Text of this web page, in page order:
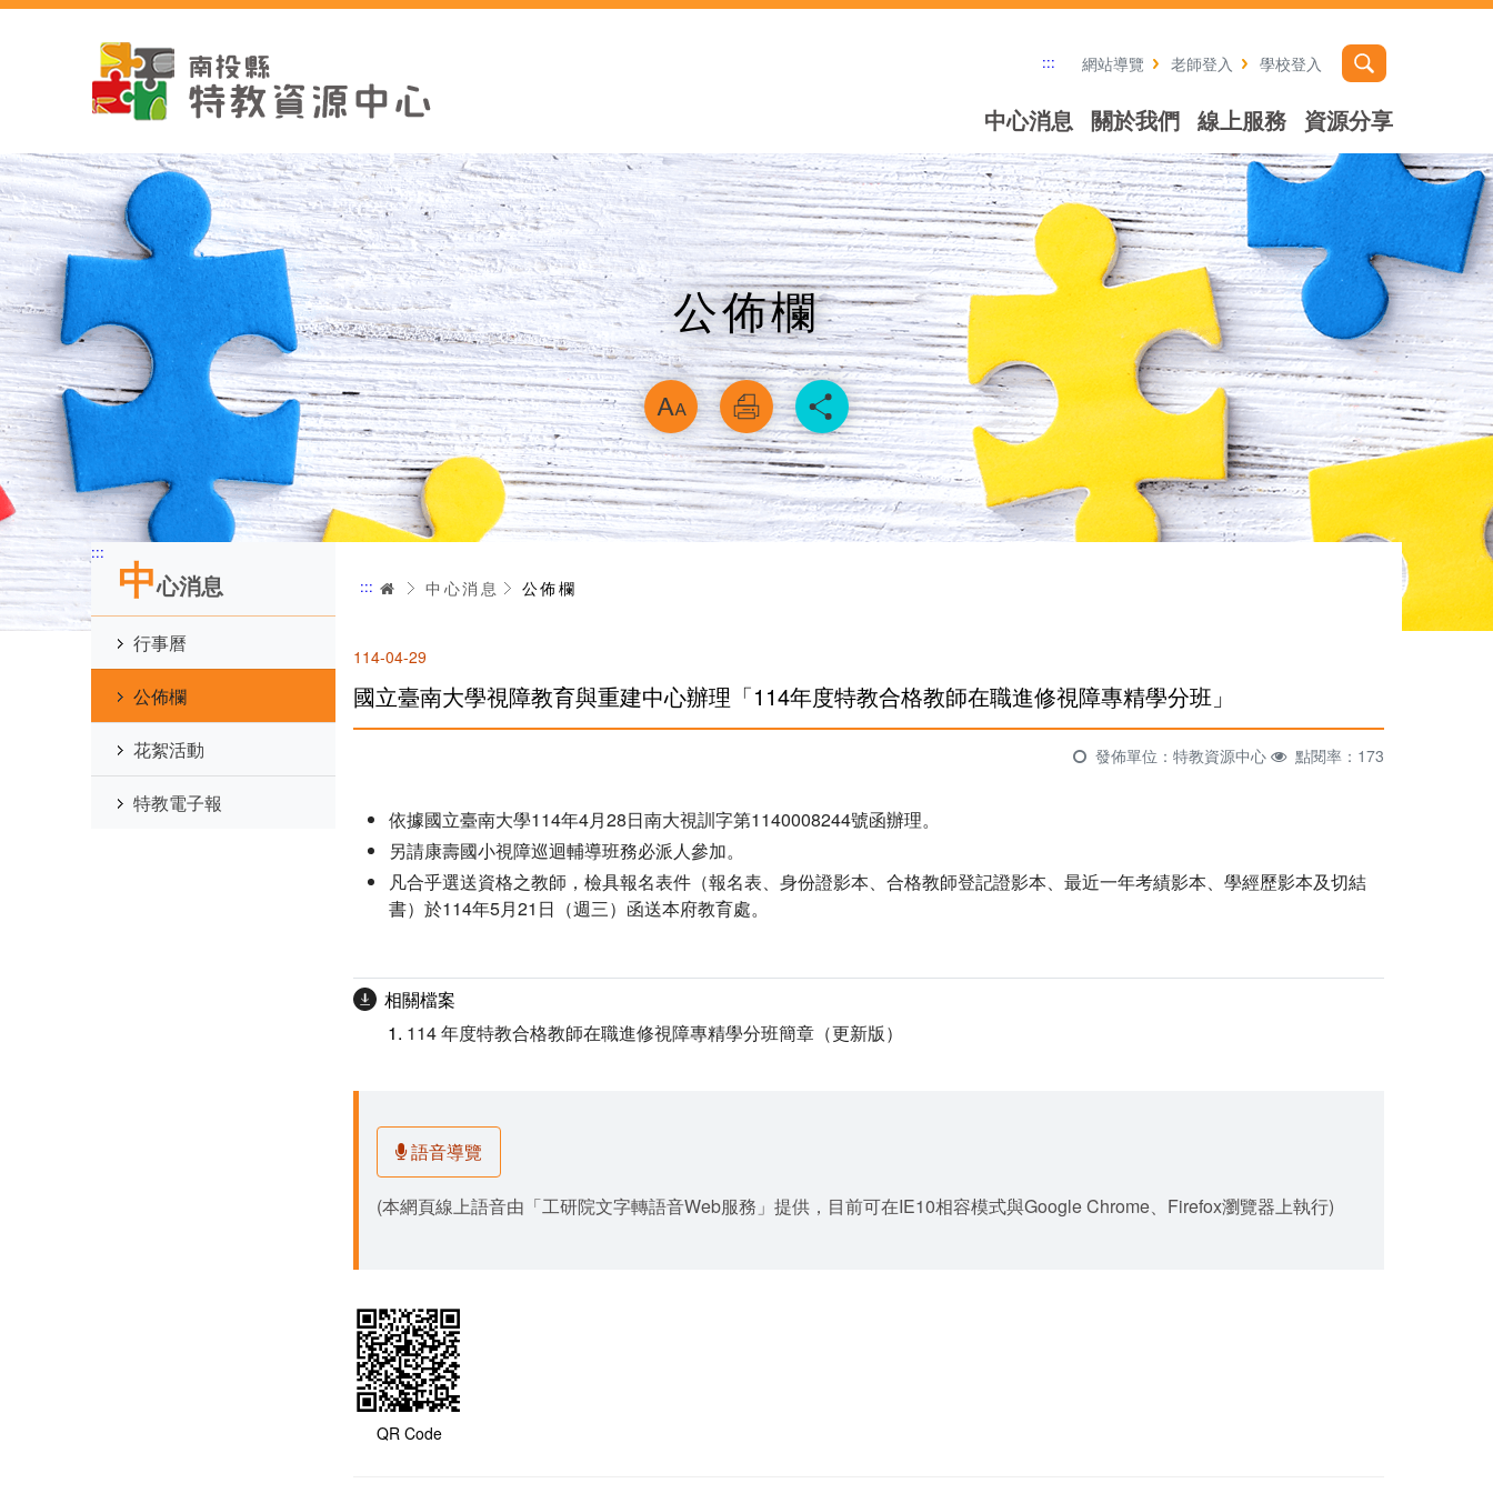
跳
::: 網站導覽 老師登入 學校登入
中心消息 關於我們 線上服務 資源分享
公佈欄
略過字型切換，社群分享工具列
中心消息
:::
行事曆
公佈欄
花絮活動
特教電子報
::: 首頁中心消息 公佈欄
114-04-29
國立臺南大學視障教育與重建中心辦理「114年度特教合格教師在職進修視障專精學分班」
發佈單位：特教資源中心 點閱率：173
依據國立臺南大學114年4月28日南大視訓字第1140008244號函辦理。
另請康壽國小視障巡迴輔導班務必派人參加。
凡合乎選送資格之教師，檢具報名表件（報名表、身份證影本、合格教師登記證影本、最近一年考績影本、學經歷影本及切結
書）於114年5月21日（週三）函送本府教育處。
相關檔案
114 年度特教合格教師在職進修視障專精學分班簡章（更新版）
語音導覽
(本網頁線上語音由「工研院文字轉語音Web服務」提供，目前可在IE10相容模式與Google Chrome、Firefox瀏覽器上執行)
QR Code